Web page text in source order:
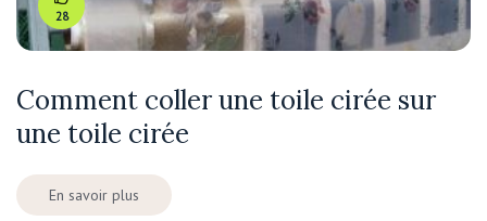
28
Comment coller une toile cirée sur
une toile cirée
En savoir plus